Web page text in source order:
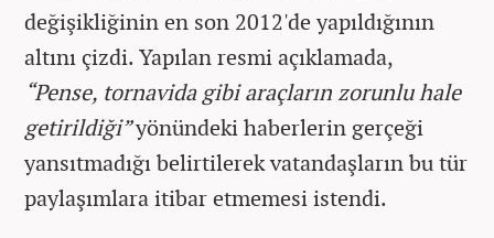
değişikliğinin en son 2012'de yapıldığının
altını çizdi. Yapılan resmi açıklamada,
“Pense, tornavida gibi araçların zorunlu hale
getirildiği”yönündeki haberlerin gerçeği
yansıtmadığı belirtilerek vatandaşların bu tür
paylaşımlara itibar etmemesi istendi.